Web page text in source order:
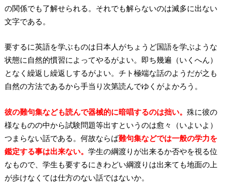
の関係でも了解せられる。それでも解らないのは滅多に出ない
文字である。
要するに英語を学ぶものは日本人がちょうど国語を学ぶような
状態に自然的慣習によってやるがよい。即ち幾遍（いくへん）
となく繰返し繰返しするがよい。チト極端な話のようだが之も
自然の方法であるから手当り次第読んでゆくがよかろう。
彼の難句集なども読んで器械的に暗唱するのは拙い。 殊に彼の
様なものの中から試験問題等出すというのは愈々（いよいよ）
つまらない話である。何故ならば難句集などでは一般の学力を
鑑定する事は出来ない。 学生の綱渡りが出来るか否やを視る位
なもので、学生も要するにきわどい綱渡りは出来ても地面の上
が歩けなくては仕方のない話ではないか。